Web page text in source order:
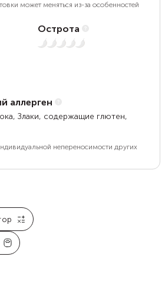
может меняться из-за особенностей
Острота
Нет остроты
аллерген
Злаки, содержащие глютен,
непереносимости других